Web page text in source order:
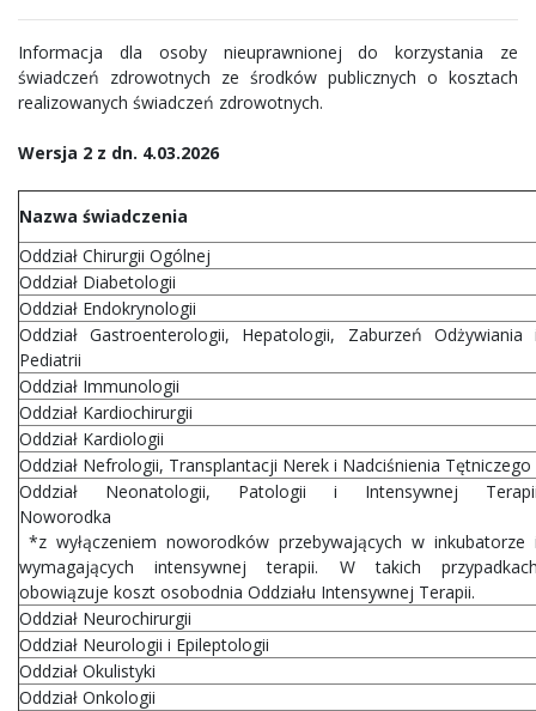
Informacja dla osoby nieuprawnionej do korzystania ze
świadczeń zdrowotnych ze środków publicznych o kosztach
realizowanych świadczeń zdrowotnych.
Wersja 2 z dn. 4.03.2026
Nazwa świadczenia
Oddział Chirurgii Ogólnej
Oddział Diabetologii
Oddział Endokrynologii
Oddział Gastroenterologii, Hepatologii, Zaburzeń Odżywiania
Pediatrii
Oddział Immunologii
Oddział Kardiochirurgii
Oddział Kardiologii
Oddział Nefrologii, Transplantacji Nerek i Nadciśnienia Tętniczego
Oddział Neonatologii, Patologii i Intensywnej
Noworodka
*z wyłączeniem noworodków przebywających w inkubatorze
wymagających intensywnej terapii. W takich
obowiązuje koszt osobodnia Oddziału Intensywnej Terapii.
Oddział Neurochirurgii
Oddział Neurologii i Epileptologii
Oddział Okulistyki
Oddział Onkologii